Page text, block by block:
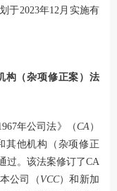
于2023年12月实施有
构（杂项修正案）法
年公司法》（CA）
其他机构（杂项修正
过。该法案修订了CA
公司（ VCC）和新加